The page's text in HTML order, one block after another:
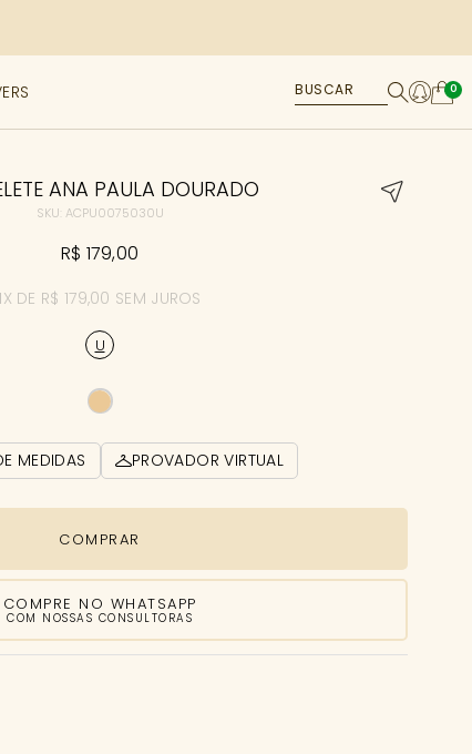
0
ANA PAULA DOURADO
SKU: ACPU0075030U
R$ 179,00
1X DE R$ 179,00 SEM JUROS
U
MEDIDAS PROVADOR VIRTUAL
COMPRAR
COMPRE NO WHATSAPP
COM NOSSAS CONSULTORAS